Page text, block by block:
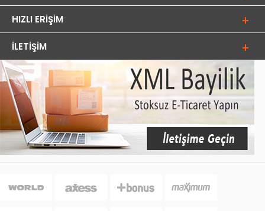
HIZLI ERIŞIM
İLETIŞIM